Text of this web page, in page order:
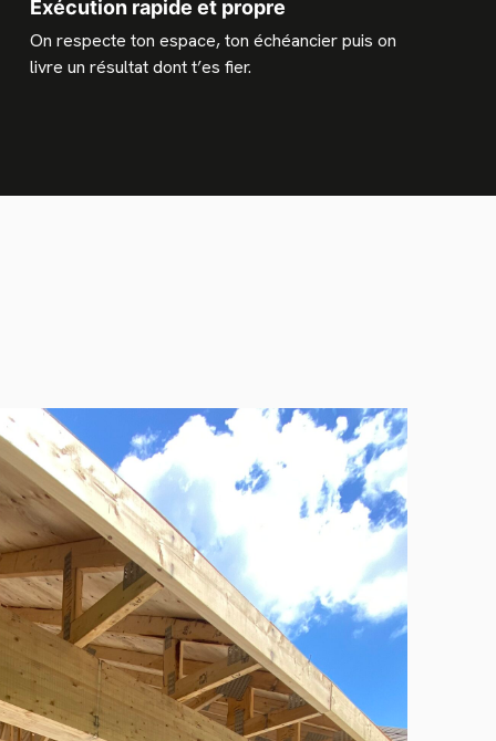
Exécution rapide et propre
On respecte ton espace, ton échéancier puis on
livre un résultat dont t’es fier.